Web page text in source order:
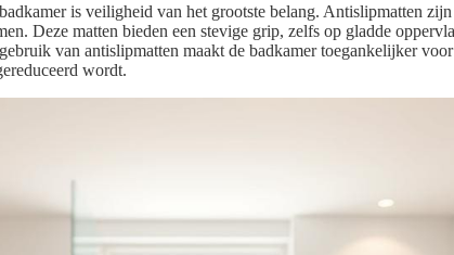
is veiligheid van het grootste belang. Antislipmatten
Deze matten bieden een stevige grip, zelfs op gladde
van antislipmatten maakt de badkamer toegankelijker
wordt.